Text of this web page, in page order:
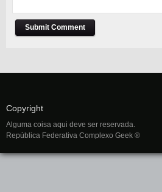
Copyright
Alguma coisa aqui deve ser reservada.
República Federativa Complexo Geek ®